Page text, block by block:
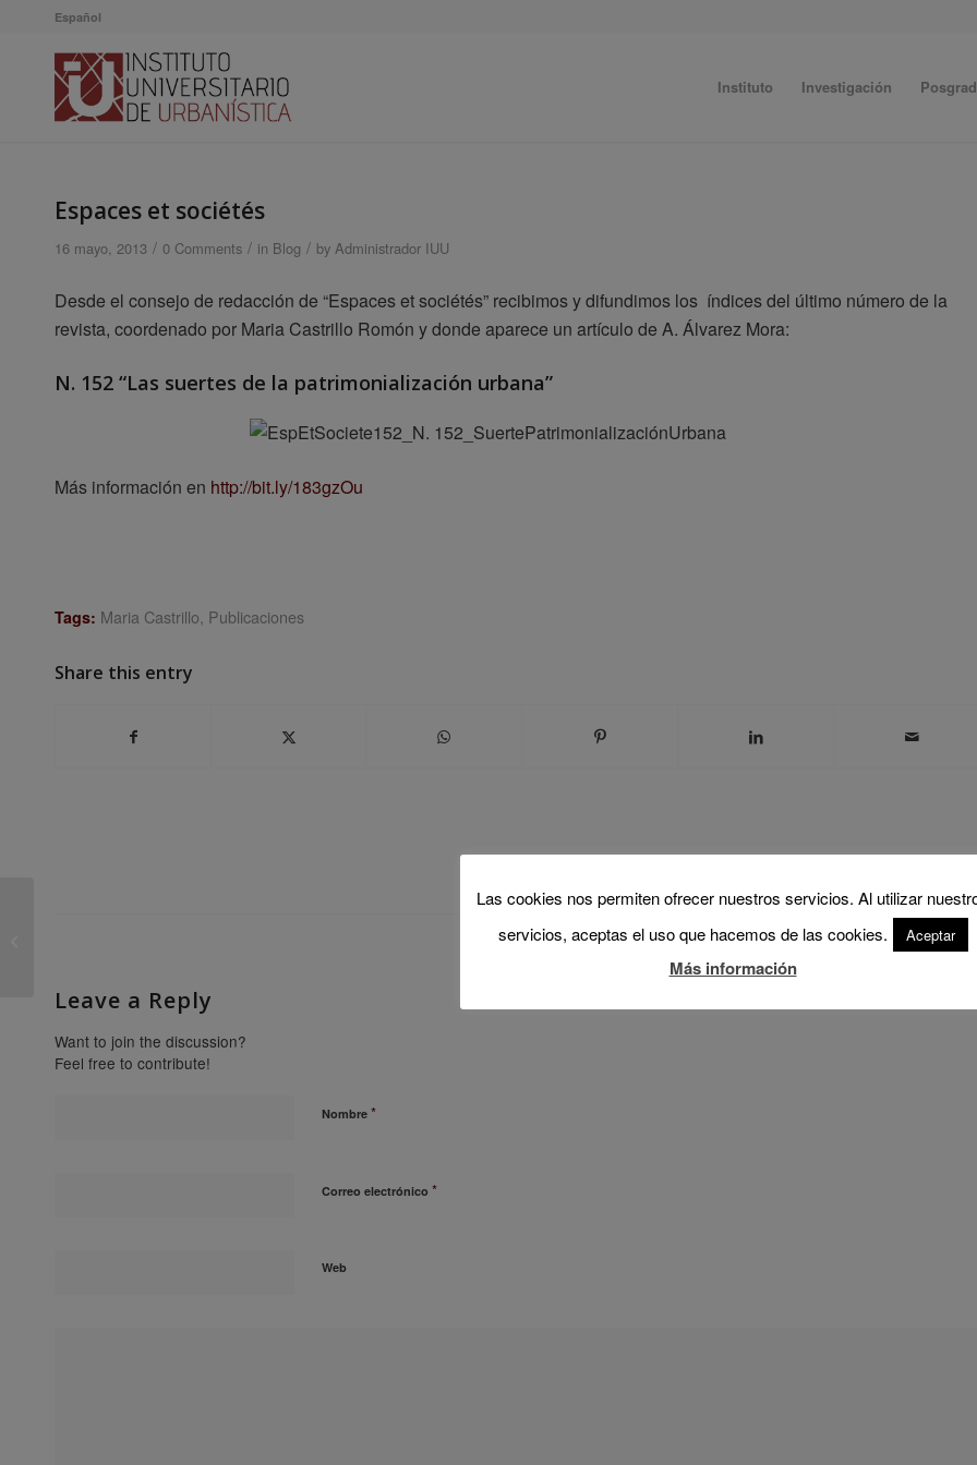
Español
Instituto Investigación
Espaces et sociétés
16 mayo, 2013 / 0 Comments / in Blog / by Administrador IUU
Desde el consejo de redacción de “Espaces et sociétés” recibimos y difundimos los índices del último número de la
revista, coordenado por Maria Castrillo Romón y donde aparece un artículo de A. Álvarez Mora:
N. 152 “Las suertes de la patrimonialización urbana”
Más información en http://bit.ly/183gzOu
Tags: Maria Castrillo Publicaciones
Share this entry
0
Leave a Reply
Want to join the discussion?
Feel free to contribute!
Nombre *
Correo electrónico *
Web
Las cookies nos permiten ofrecer nuestros servicios. Al utilizar
servicios, aceptas el uso que hacemos de las cookies.
Aceptar
Más información